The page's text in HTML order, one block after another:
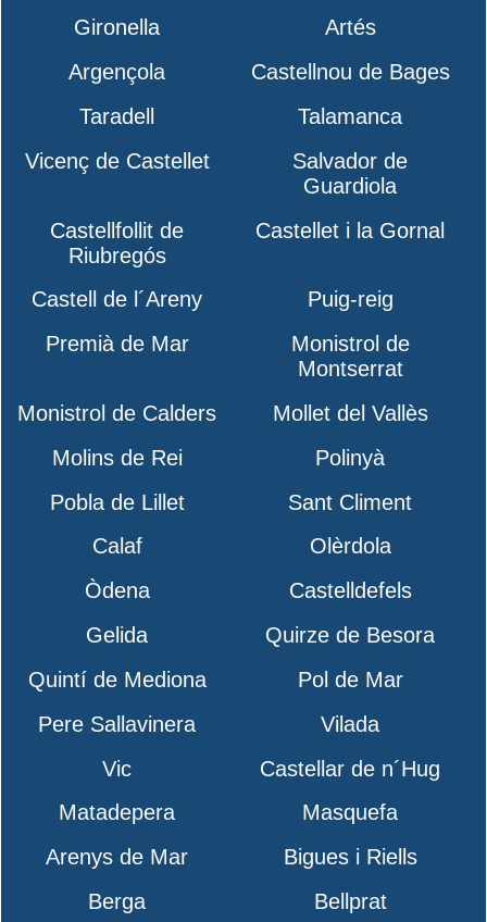
Gironella
Artés
Argençola
Castellnou de Bages
Taradell
Talamanca
Vicenç de Castellet
Salvador de
Guardiola
Castellfollit de
Riubregós
Castellet i la Gornal
Castell de l´Areny
Puig-reig
Premià de Mar
Monistrol de
Montserrat
Monistrol de Calders
Mollet del Vallès
Molins de Rei
Polinyà
Pobla de Lillet
Sant Climent
Calaf
Olèrdola
Òdena
Castelldefels
Gelida
Quirze de Besora
Quintí de Mediona
Pol de Mar
Pere Sallavinera
Vilada
Vic
Castellar de n´Hug
Matadepera
Masquefa
Arenys de Mar
Bigues i Riells
Berga
Bellprat